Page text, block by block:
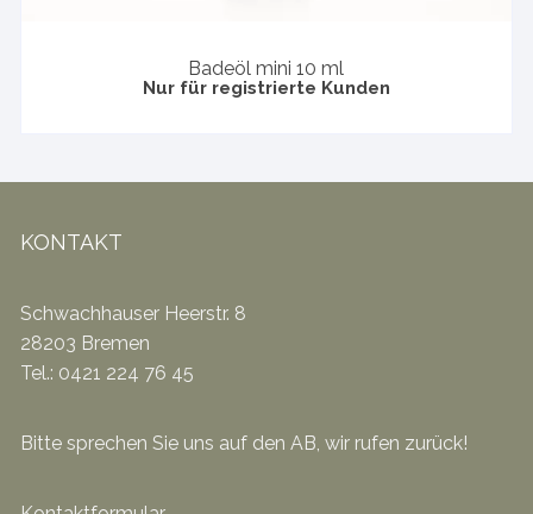
Badeöl mini 10 ml
Nur für registrierte Kunden
KONTAKT
Schwachhauser Heerstr. 8
28203 Bremen
Tel.: 0421 224 76 45
Bitte sprechen Sie uns auf den AB, wir rufen zurück!